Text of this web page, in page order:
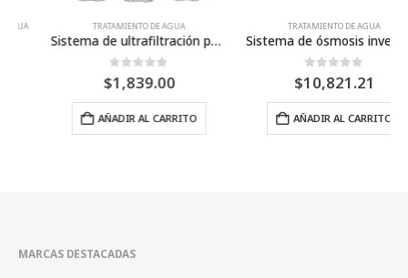
TRATAMIENTO DE AGUA
Sistema de ultrafiltración punto de uso marca PURIKOR de 5 etapas y filtración de 5 micras para flujo de 2.5 litros por minuto
Fuera de 5
1,839.00
AÑADIR AL CARRITO
TRATAMIENTO DE AGUA
Sistema de ósmosis inversa punto de uso (POU) 400 gal/día
Fuera de 5
10,821.21
AÑADIR AL CARRITO
MARCAS DESTACADAS